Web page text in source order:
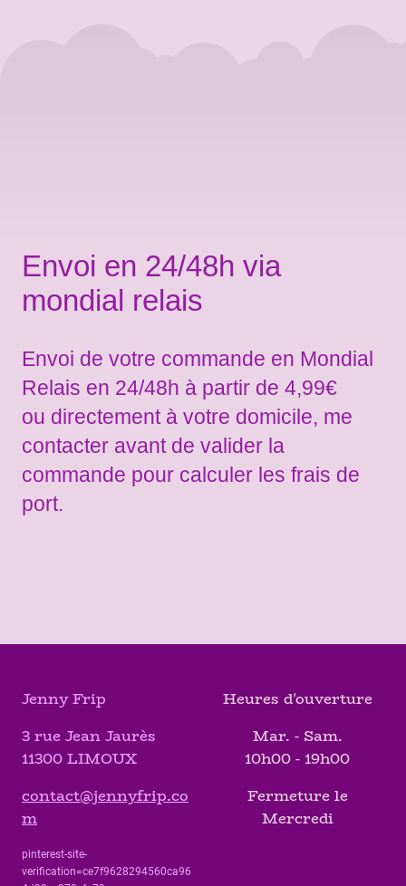
Envoi en 24/48h via
mondial relais
Envoi de votre commande en Mondial
Relais en 24/48h à partir de 4,99€
ou directement à votre domicile, me
contacter avant de valider la
commande pour calculer les frais de
port.
Jenny Frip
3 rue Jean Jaurès
11300 LIMOUX
contact@jennyfrip.co
m
pinterest-site-
verification=ce7f9628294560ca96
Heures d'ouverture
Mar. - Sam.
10h00 - 19h00
Fermeture le
Mercredi